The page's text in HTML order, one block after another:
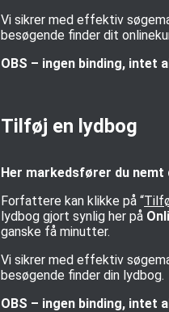
Vi sikrer med effektiv
besøgende finder dit
OBS – ingen binding, intet
Tilføj en lydbog
Her markedsfører du nemt
Forfattere kan klikke på “
lydbog gjort synlig her på
ganske få minutter.
Vi sikrer med effektiv
besøgende finder din lydbog.
OBS – ingen binding, intet